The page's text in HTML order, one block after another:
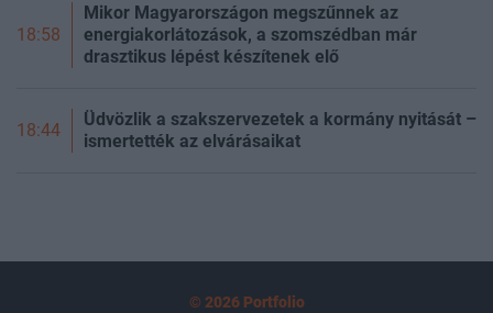
18:58
Mikor Magyarországon megszűnnek az
energiakorlátozások, a szomszédban már
drasztikus lépést készítenek elő
18:44
Üdvözlik a szakszervezetek a kormány nyitását –
ismertették az elvárásaikat
© 2026 Portfolio